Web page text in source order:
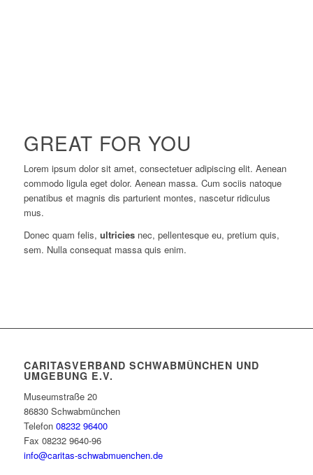
GREAT FOR YOU
Lorem ipsum dolor sit amet, consectetuer adipiscing elit. Aenean
commodo ligula eget dolor. Aenean massa. Cum sociis natoque
penatibus et magnis dis parturient montes, nascetur ridiculus
mus.
Donec quam felis, ultriciesnec, pellentesque eu, pretium quis,
sem. Nulla consequat massa quis enim.
CARITASVERBAND SCHWABMÜNCHEN UND
UMGEBUNG E.V.
Museumstraße 20
86830 Schwabmünchen
Telefon 08232 96400
Fax 08232 9640-96
info@caritas-schwabmuenchen.de